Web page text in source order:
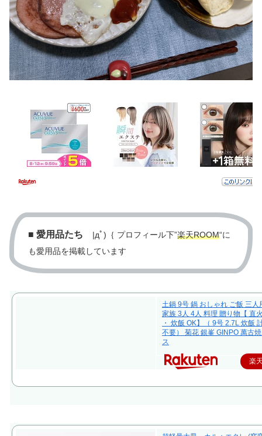
■ 愛用品たち |дﾟ)｛ プロフィール下”楽天ROOM“に
も愛用品を掲載しています
土鍋 9号 鍋 おしゃれ ご飯 三人
家族 3人 4人 料理 贈り物【 直
・ 炊飯 OK】（ 9号 2.7L 炊飯
不要） 菊花 銀峯 GINPO 萬古
ス
楽